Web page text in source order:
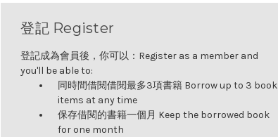
登記 Register
登記成為會員後，你可以：Register as a member and
you'll be able to:
同時間借閱借閱最多3項書籍 Borrow up to 3 book
items at any time
保存借閱的書籍一個月 Keep the borrowed book
for one month